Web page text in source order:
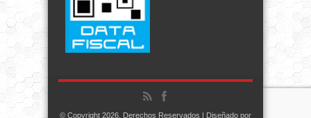
© Copyright 2026, Derechos Reservados | Diseñado por